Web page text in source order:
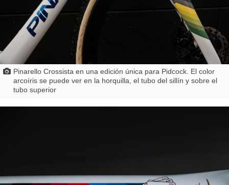
Pinarello Crossista en una edición única para Pidcock. El color
arcoíris se puede ver en la horquilla, el tubo del sillín y sobre el
tubo superior